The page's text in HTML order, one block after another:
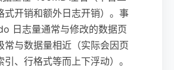
式开销和额外日志开销）。事
日志量通常与修改的数据页
常与数据量相近（实际会因页
、行格式等而上下浮动）。